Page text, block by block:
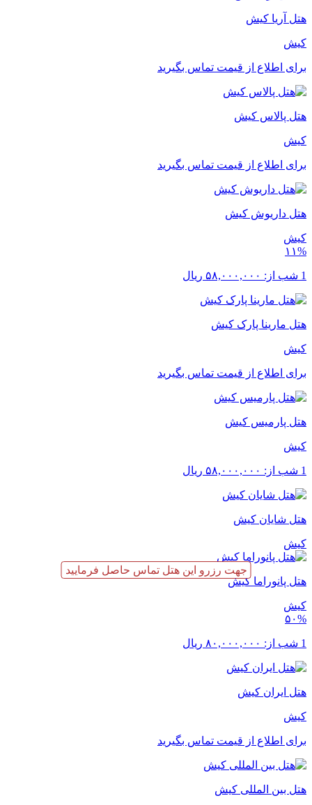
هتل آریا کیش
کیش
برای اطلاع از قیمت تماس بگیرید
هتل پالاس کیش
کیش
برای اطلاع از قیمت تماس بگیرید
هتل داریوش کیش
کیش
۱۱%
1 شب از: ۵۸,۰۰۰,۰۰۰ ریال
هتل مارینا پارک کیش
کیش
برای اطلاع از قیمت تماس بگیرید
هتل پارمیس کیش
کیش
1 شب از: ۵۸,۰۰۰,۰۰۰ ریال
هتل شایان کیش
کیش
جهت رزرو این هتل تماس حاصل فرمایید
هتل پانوراما کیش
کیش
۵۰%
1 شب از: ۸۰,۰۰۰,۰۰۰ ریال
هتل ایران کیش
کیش
برای اطلاع از قیمت تماس بگیرید
هتل بین المللی کیش